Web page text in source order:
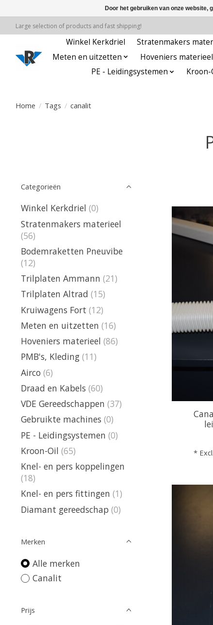
Large selection of products and fast shipping!
Winkel Kerkdriel Stratenmakers
Meten en uitzetten
Hoveniers materieel
PE - Leidingsystemen
Kroon-
Home / Tags / canalit
Categorieën
Winkel Kerkdriel (0)
Stratenmakers materieel
(56)
Bodemraketten Pneuvibe
(12)
Trilplaten Ammann (21)
Trilplaten Altrad (15)
Kruiwagens Fort (12)
Meten en uitzetten (16)
Hoveniers materieel (86)
PMB's, Kleding (11)
Airco (6)
Draad en Kabels (60)
VDE Gereedschappen (37)
Gebruikte machines (0)
PE - Leidingsystemen (0)
Kroon-Oil (65)
Knel- en pers koppelingen
(18)
Knel- en pers fittingen (1)
Diamant gereedschap (0)
Merken
Alle merken
Canalit
Prijs
*
Door het gebruiken van onze website,